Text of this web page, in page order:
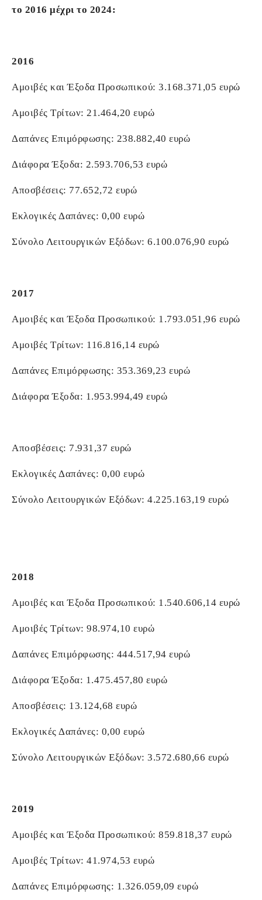
το 2016 μέχρι το 2024:
2016
Αμοιβές και Έξοδα Προσωπικού: 3.168.371,05 ευρώ
Αμοιβές Τρίτων: 21.464,20 ευρώ
Δαπάνες Επιμόρφωσης: 238.882,40 ευρώ
Διάφορα Έξοδα: 2.593.706,53 ευρώ
Αποσβέσεις: 77.652,72 ευρώ
Εκλογικές Δαπάνες: 0,00 ευρώ
Σύνολο Λειτουργικών Εξόδων: 6.100.076,90 ευρώ
2017
Αμοιβές και Έξοδα Προσωπικού: 1.793.051,96 ευρώ
Αμοιβές Τρίτων: 116.816,14 ευρώ
Δαπάνες Επιμόρφωσης: 353.369,23 ευρώ
Διάφορα Έξοδα: 1.953.994,49 ευρώ
Αποσβέσεις: 7.931,37 ευρώ
Εκλογικές Δαπάνες: 0,00 ευρώ
Σύνολο Λειτουργικών Εξόδων: 4.225.163,19 ευρώ
2018
Αμοιβές και Έξοδα Προσωπικού: 1.540.606,14 ευρώ
Αμοιβές Τρίτων: 98.974,10 ευρώ
Δαπάνες Επιμόρφωσης: 444.517,94 ευρώ
Διάφορα Έξοδα: 1.475.457,80 ευρώ
Αποσβέσεις: 13.124,68 ευρώ
Εκλογικές Δαπάνες: 0,00 ευρώ
Σύνολο Λειτουργικών Εξόδων: 3.572.680,66 ευρώ
2019
Αμοιβές και Έξοδα Προσωπικού: 859.818,37 ευρώ
Αμοιβές Τρίτων: 41.974,53 ευρώ
Δαπάνες Επιμόρφωσης: 1.326.059,09 ευρώ